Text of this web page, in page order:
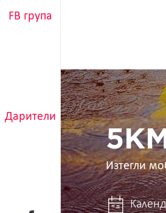
FB група
Дарители
5KM
RUN
в
ръцете
ти
Изтегли